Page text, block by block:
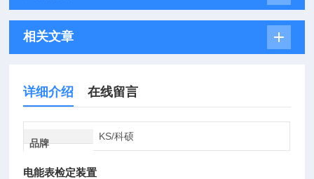
相关文章
详细介绍 在线留言
品牌
KS/科硕
电能表检定装置